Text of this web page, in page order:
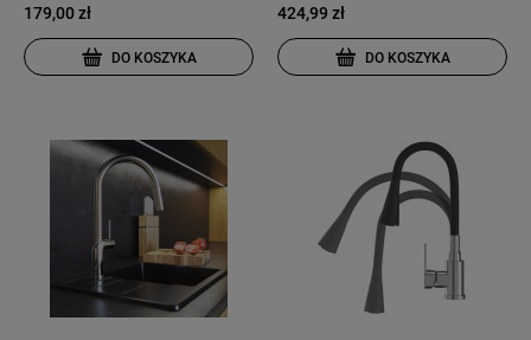
179,00 zł
DO KOSZYKA
424,99 zł
DO KOSZYKA